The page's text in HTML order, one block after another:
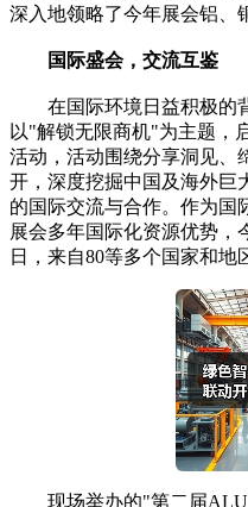
深入地领略了今年展会铝、
国际盛会，交流互鉴
在国际环境日益积极的
以"解锁无限商机"为主题，
活动，活动围绕分享洞见、
开，深度挖掘中国及海外巨
的国际交流与合作。作为国
展会多年国际化资源优势，
日，来自80等多个国家和地
现场举办的"第二届ALU